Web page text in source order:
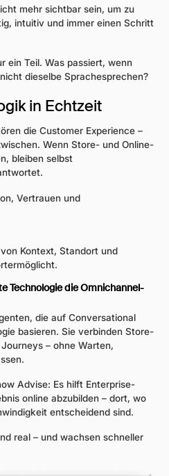
mehr sichtbar sein, um zu
intuitiv und immer einen Schritt
ein Teil. Was passiert, wenn
dieselbe Sprachesprechen?
in Echtzeit
die Customer Experience –
Wenn Store- und Online-
bleiben selbst
Vertrauen und
Kontext, Standort und
Technologie die Omnichannel-
die auf Conversational
basieren. Sie verbinden Store-
– ohne Warten,
Advise: Es hilft Enterprise-
online abzubilden – dort, wo
entscheidend sind.
real – und wachsen schneller